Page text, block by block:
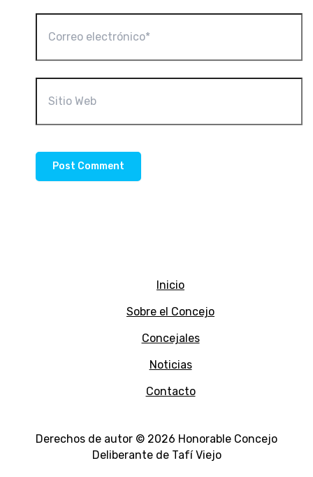
electrónico*
Web
Inicio
Sobre el Concejo
Concejales
Noticias
Contacto
Derechos de autor © 2026 Honorable Concejo
Deliberante de Tafí Viejo